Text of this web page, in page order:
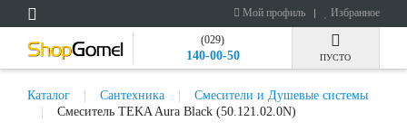
Мой профиль Избранное
(029)
140-00-50 ПУСТО
Каталог Сантехника
Смесители и Душевые системы
Смеситель TEKA Aura Black (50.121.02.0N)